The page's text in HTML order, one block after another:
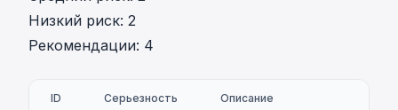
Низкий риск: 2
Рекомендации: 4
ID Серьезность Описание